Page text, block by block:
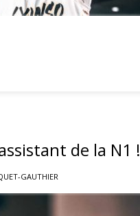
de la N1 !
GAUTHIER